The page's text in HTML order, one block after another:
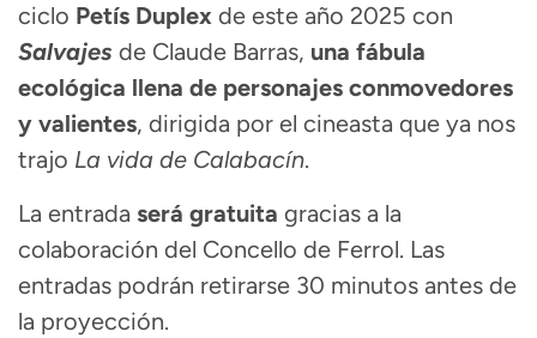
ciclo Petís Duplex de este año 2025 con
Salvajes de Claude Barras, una fábula
ecológica llena de personajes conmovedores
y valientes, dirigida por el cineasta que ya nos
trajo La vida de Calabacín.
La entrada será gratuita gracias a la
colaboración del Concello de Ferrol. Las
entradas podrán retirarse 30 minutos antes de
la proyección.